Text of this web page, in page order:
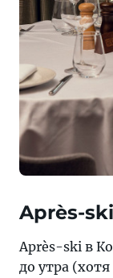
Après-
Après-ski в
до утра